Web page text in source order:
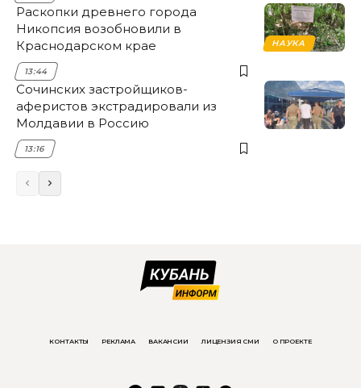
НАУКА
Раскопки древнего города
Никопсия возобновили в
Краснодарском крае
13:44
Сочинских застройщиков-
аферистов экстрадировали из
Молдавии в Россию
13:16
КОНТАКТЫ РЕКЛАМА ВАКАНСИИ ЛИЦЕНЗИЯ СМИ О ПРОЕКТЕ